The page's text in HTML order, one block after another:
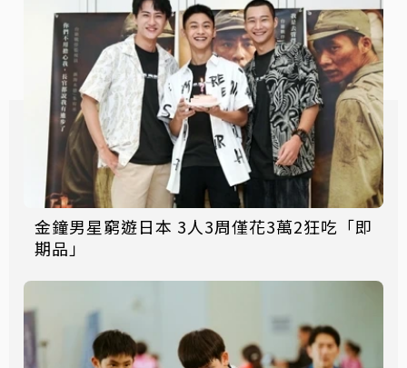
金鐘男星窮遊日本 3人3周僅花3萬2狂吃「即
期品」